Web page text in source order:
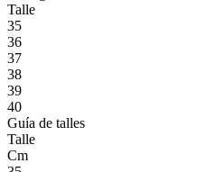
Talle
35
36
37
38
39
40
Guía de talles
Talle
Cm